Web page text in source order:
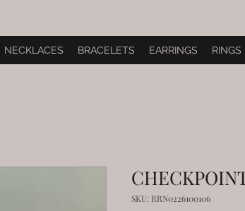
NECKLACES BRACELETS EARRINGS RINGS
SKU: RRN0226100106